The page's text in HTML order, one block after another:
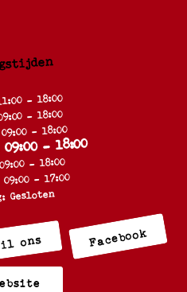
- 18:00
- 18:00
- 18:00
- 18:00
- 18:00
- 17:00
Gesloten
ons Facebook